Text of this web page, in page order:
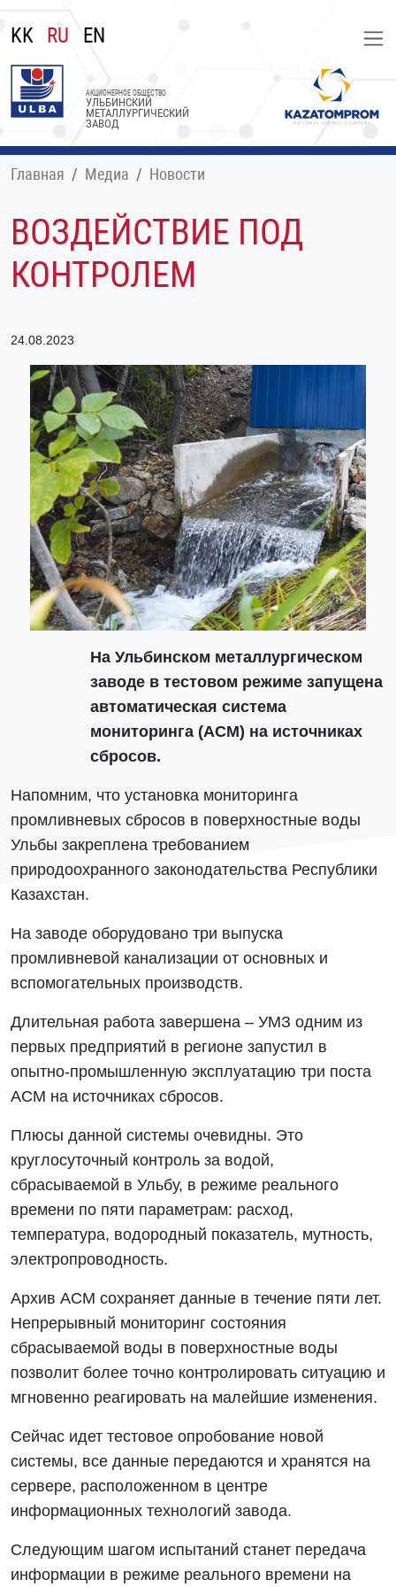
KK RU EN
УЛЬБИНСКИЙ
МЕТАЛЛУРГИЧЕСКИЙ
ЗАВОД
АКЦИОНЕРНОЕ ОБЩЕСТВО
Главная Медиа Новости
ВОЗДЕЙСТВИЕ ПОД
КОНТРОЛЕМ
24.08.2023
На Ульбинском металлургическом
заводе в тестовом режиме запущена
автоматическая система
мониторинга (АСМ) на источниках
сбросов.
Напомним, что установка мониторинга
промливневых сбросов в поверхностные воды
Ульбы закреплена требованием
природоохранного законодательства Республики
Казахстан.
На заводе оборудовано три выпуска
промливневой канализации от основных и
вспомогательных производств.
Длительная работа завершена – УМЗ одним из
первых предприятий в регионе запустил в
опытно-промышленную эксплуатацию три поста
АСМ на источниках сбросов.
Плюсы данной системы очевидны. Это
круглосуточный контроль за водой,
сбрасываемой в Ульбу, в режиме реального
времени по пяти параметрам: расход,
температура, водородный показатель, мутность,
электропроводность.
Архив АСМ сохраняет данные в течение пяти лет.
Непрерывный мониторинг состояния
сбрасываемой воды в поверхностные воды
позволит более точно контролировать ситуацию и
мгновенно реагировать на малейшие изменения.
Сейчас идет тестовое опробование новой
системы, все данные передаются и хранятся на
сервере, расположенном в центре
информационных технологий завода.
Следующим шагом испытаний станет передача
информации в режиме реального времени на